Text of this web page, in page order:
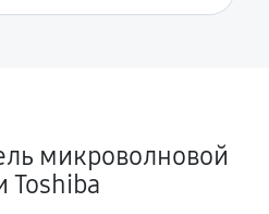
микроволновой
Toshiba